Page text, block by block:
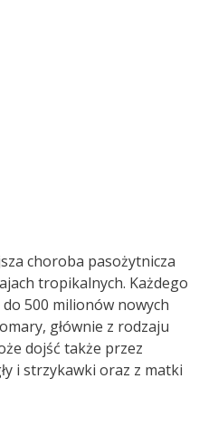
choroba pasożytnicza
tropikalnych. Każdego
500 milionów nowych
głównie z rodzaju
dojść także przez
i strzykawki oraz z matki